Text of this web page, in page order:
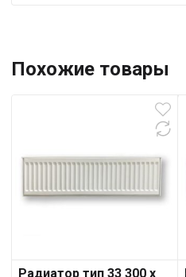
Похожие товары
Радиатор тип 33 300 x